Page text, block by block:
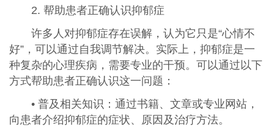
2. 帮助患者正确认识抑郁症
许多人对抑郁症存在误解，认为它只是“心情不
好”，可以通过自我调节解决。实际上，抑郁症是一
种复杂的心理疾病，需要专业的干预。可以通过以下
方式帮助患者正确认识这一问题：
• 普及相关知识：通过书籍、文章或专业网站，
向患者介绍抑郁症的症状、原因及治疗方法。